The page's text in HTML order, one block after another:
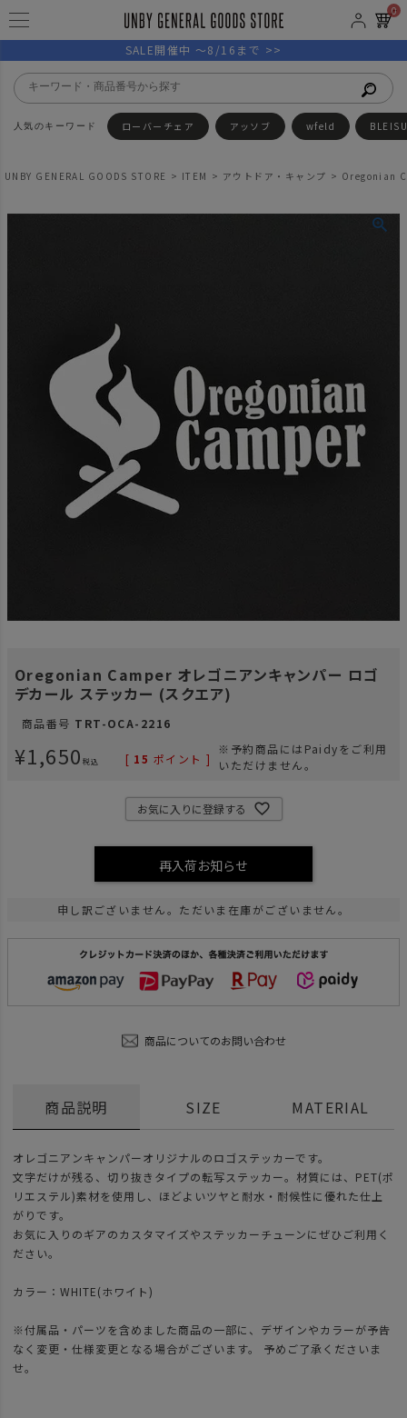
0
SALE開催中 ～8/16まで >>
ローバーチェア アッソブ wfeld
UNBY GENERAL GOODS STORE ITEM アウトドア・キャンプ Oregonian
Oregonian Camper オレゴニアンキャンパー ロゴ
デカール ステッカー (スクエア)
商品番号 TRT-OCA-2216
¥1,650 税込 [ 15 ポイント ]
※予約商品にはPaidyをご利用
いただけません。
お気に入りに登録する
再入荷お知らせ
申し訳ございません。ただいま在庫がございません。
商品についてのお問い合わせ
商品説明
オレゴニアンキャンパーオリジナルのロゴステッカーです。
文字だけが残る、切り抜きタイプの転写ステッカー。材質には、PET(ポ
リエステル)素材を使用し、ほどよいツヤと耐水・耐候性に優れた仕上
がりです。
お気に入りのギアのカスタマイズやステッカーチューンにぜひご利用く
ださい。
カラー：WHITE(ホワイト)
※付属品・パーツを含めました商品の一部に、デザインやカラーが予告
なく変更・仕様変更となる場合がございます。 予めご了承くださいま
せ。
SIZE MATERIAL